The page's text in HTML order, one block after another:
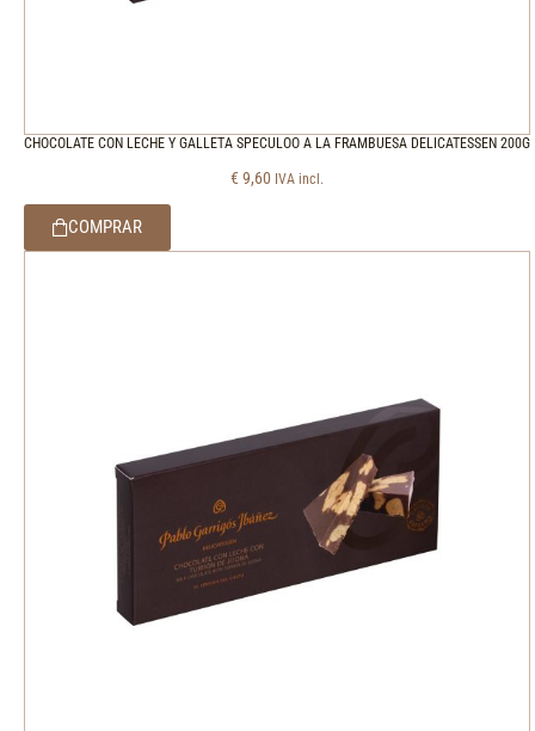
CHOCOLATE CON LECHE Y GALLETA SPECULOO A LA FRAMBUESA DELICATESSEN 200G
€ 9,60 IVA incl.
COMPRAR